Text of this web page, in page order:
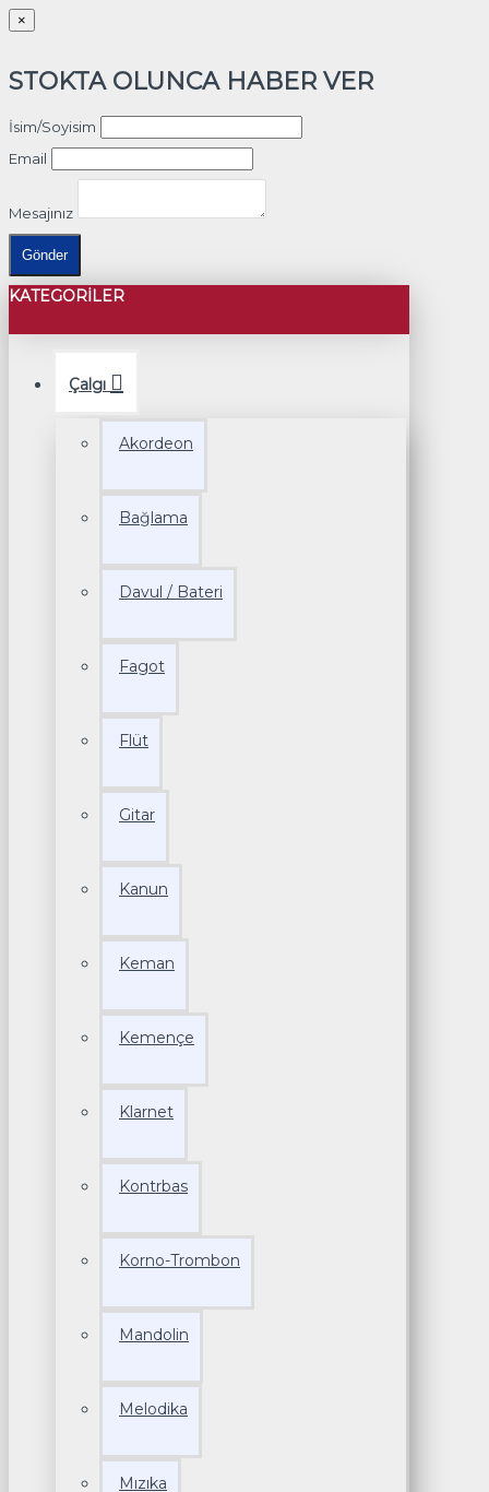
×
STOKTA OLUNCA HABER VER
İsim/Soyisim
Email
Mesajınız
Gönder
KATEGORILER
Çalgı
Akordeon
Bağlama
Davul / Bateri
Fagot
Flüt
Gitar
Kanun
Keman
Kemençe
Klarnet
Kontrbas
Korno-Trombon
Mandolin
Melodika
Mızıka